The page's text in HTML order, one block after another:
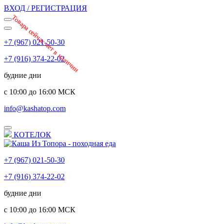
ВХОД / РЕГИСТРАЦИЯ
+7 (967) 021-50-30
+7 (916) 374-22-02
будние дни
с 10:00 до 16:00 МСК
info@kashatop.com
КОТЕЛОК
+7 (967) 021-50-30
+7 (916) 374-22-02
будние дни
с 10:00 до 16:00 МСК
Товара сейчас нет в наличии
Товара сейчас нет в наличии